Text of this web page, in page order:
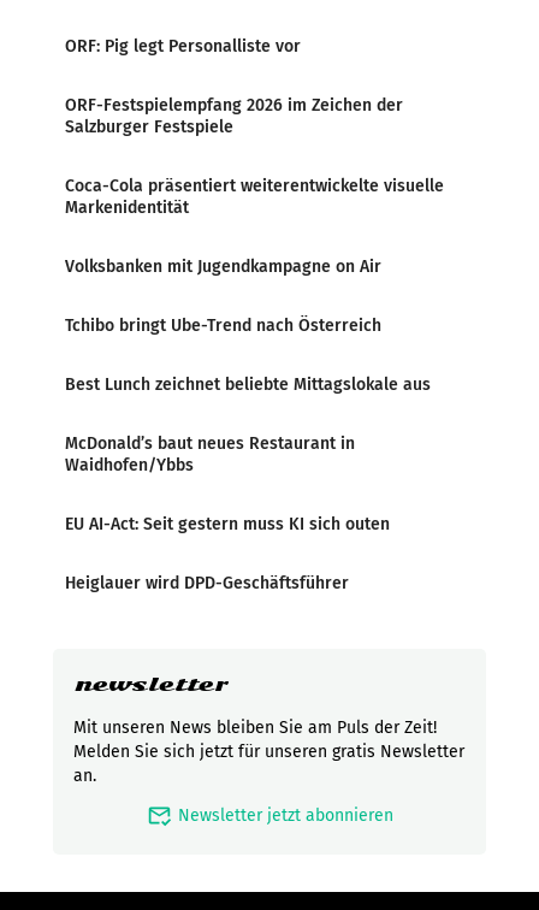
ORF: Pig legt Personalliste vor
ORF-Festspielempfang 2026 im Zeichen der
Salzburger Festspiele
Coca-Cola präsentiert weiterentwickelte visuelle
Markenidentität
Volksbanken mit Jugendkampagne on Air
Tchibo bringt Ube-Trend nach Österreich
Best Lunch zeichnet beliebte Mittagslokale aus
McDonald’s baut neues Restaurant in
Waidhofen/Ybbs
EU AI-Act: Seit gestern muss KI sich outen
Heiglauer wird DPD-Geschäftsführer
newsletter
Mit unseren News bleiben Sie am Puls der Zeit!
Melden Sie sich jetzt für unseren gratis Newsletter
an.
mark_email_read Newsletter jetzt abonnieren